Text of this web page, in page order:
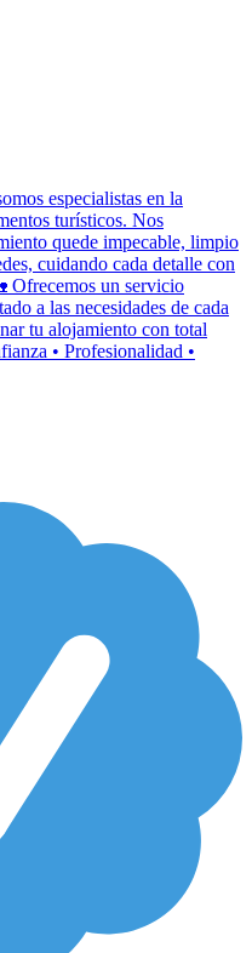
especialistas en la
turísticos. Nos
quede impecable, limpio
cuidando cada detalle con
Ofrecemos un servicio
a las necesidades de cada
tu alojamiento con total
• Profesionalidad •